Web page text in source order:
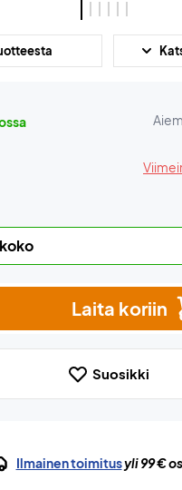
Laita koriin
Suosikki
Ilmainen toimitusyli 99 €